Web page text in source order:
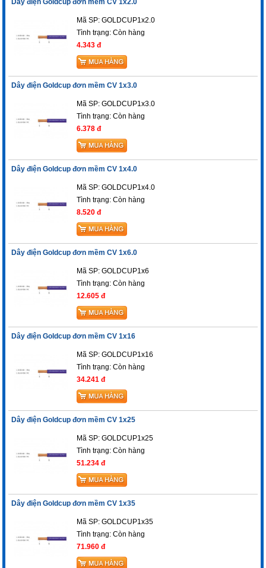
Mã SP: GOLDCUP1x2.0
Tình trạng:Còn hàng
4.343 đ
Dây điện Goldcup đơn mềm CV 1x3.0
Mã SP: GOLDCUP1x3.0
Tình trạng:Còn hàng
6.378 đ
Dây điện Goldcup đơn mềm CV 1x4.0
Mã SP: GOLDCUP1x4.0
Tình trạng:Còn hàng
8.520 đ
Dây điện Goldcup đơn mềm CV 1x6.0
Mã SP: GOLDCUP1x6
Tình trạng:Còn hàng
12.605 đ
Dây điện Goldcup đơn mềm CV 1x16
Mã SP: GOLDCUP1x16
Tình trạng:Còn hàng
34.241 đ
Dây điện Goldcup đơn mềm CV 1x25
Mã SP: GOLDCUP1x25
Tình trạng:Còn hàng
51.234 đ
Dây điện Goldcup đơn mềm CV 1x35
Mã SP: GOLDCUP1x35
Tình trạng:Còn hàng
71.960 đ